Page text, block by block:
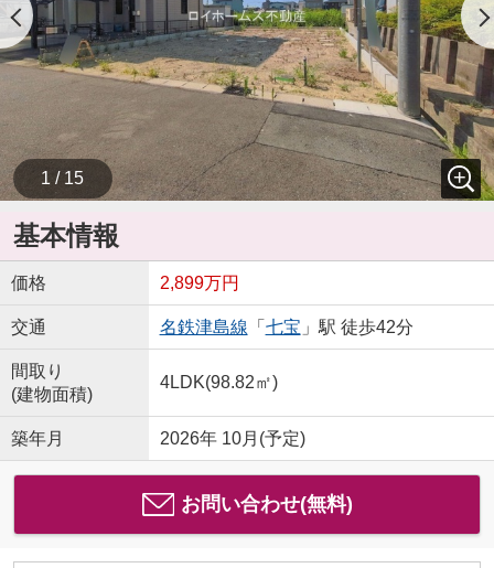
1 / 15
基本情報
価格 2,899万円
交通 名鉄津島線 「 七宝 」駅 徒歩42分
間取り
(建物面積)
4LDK(98.82㎡)
築年月 2026年 10月(予定)
お問い合わせ(無料)